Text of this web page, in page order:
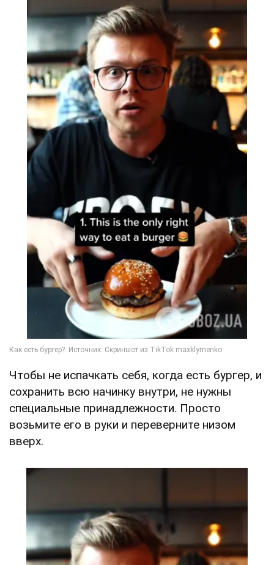
Чтобы не испачкать себя, когда есть бургер, и
сохранить всю начинку внутри, не нужны
специальные принадлежности. Просто
возьмите его в руки и переверните низом
вверх.